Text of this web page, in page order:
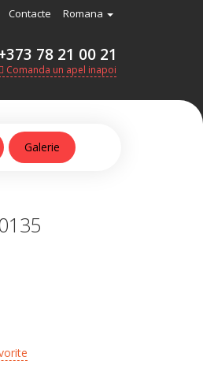
Contacte Romana
78 21 00 21
Comanda un apel inapoi
Galerie